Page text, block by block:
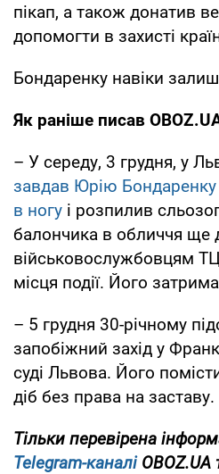
пікап, а також донатив
допомогти в захисті
Бондаренку навіки
Як раніше писав
– У середу, 3 грудня, у
завдав Юрію
в ногу і розпилив
балончика в обличчя ще
військовослужбовцям
місця події. Його
– 5 грудня 30-річному
запобіжний захід у
суді Львова. Його
діб без права на заставу.
Тільки перевірена
Telegram-каналіOBOZ.UA